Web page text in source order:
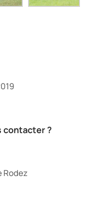
contacter ?
Rodez